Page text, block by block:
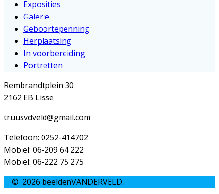
Exposities
Galerie
Geboortepenning
Herplaatsing
In voorbereiding
Portretten
Rembrandtplein 30
2162 EB Lisse
truusvdveld@gmail.com
Telefoon: 0252-414702
Mobiel: 06-209 64 222
Mobiel: 06-222 75 275
© 2026 beeldenVANDERVELD.